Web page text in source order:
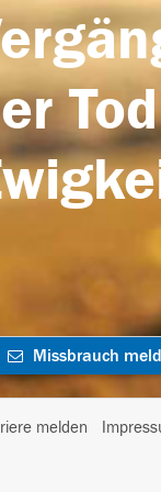
Missbrauch
melden